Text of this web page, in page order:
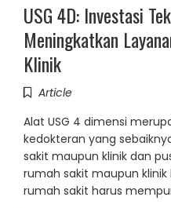
USG 4D: Investasi
Meningkatkan
Klinik
Article
Alat USG 4 dimensi
kedokteran yang
sakit maupun klinik dan
rumah sakit maupun
rumah sakit harus